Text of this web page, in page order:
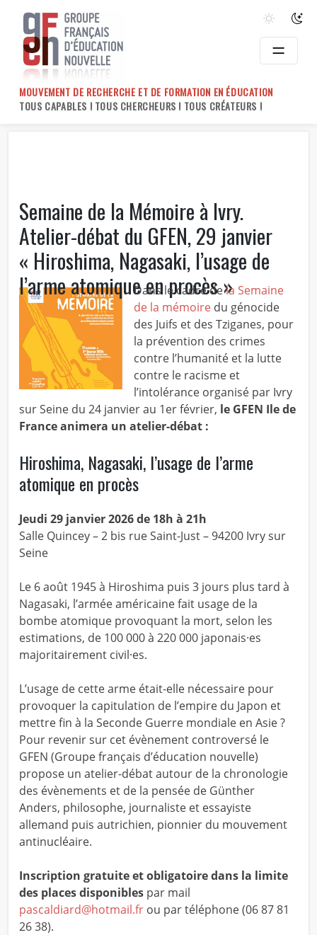
content
MOUVEMENT DE RECHERCHE ET DE FORMATION EN ÉDUCATION
TOUS CAPABLES ! TOUS CHERCHEURS ! TOUS CRÉATEURS !
Semaine de la Mémoire à Ivry.
Atelier-débat du GFEN, 29 janvier
« Hiroshima, Nagasaki, l’usage de
l’arme atomique en procès »
Dans le cadre dela Semaine
de la mémoiredu génocide
des Juifs et des Tziganes, pour
la prévention des crimes
contre l’humanité et la lutte
contre le racisme et
l’intolérance organisé par Ivry
sur Seine du 24 janvier au 1er février, le GFEN Ile de
France animera un atelier-débat :
Hiroshima, Nagasaki, l’usage de l’arme
atomique en procès
Jeudi 29 janvier 2026 de 18h à 21h
Salle Quincey – 2 bis rue Saint-Just – 94200 Ivry sur
Seine
Le 6 août 1945 à Hiroshima puis 3 jours plus tard à
Nagasaki, l’armée américaine fait usage de la
bombe atomique provoquant la mort, selon les
estimations, de 100 000 à 220 000 japonais·es
majoritairement civil·es.
L’usage de cette arme était-elle nécessaire pour
provoquer la capitulation de l’empire du Japon et
mettre fin à la Seconde Guerre mondiale en Asie ?
Pour revenir sur cet évènement controversé le
GFEN (Groupe français d’éducation nouvelle)
propose un atelier-débat autour de la chronologie
des évènements et de la pensée de Günther
Anders, philosophe, journaliste et essayiste
allemand puis autrichien, pionnier du mouvement
antinucléaire.
Inscription gratuite et obligatoire dans la limite
des places disponiblespar mail
pascaldiard@hotmail.frou par téléphone (06 87 81
26 38).